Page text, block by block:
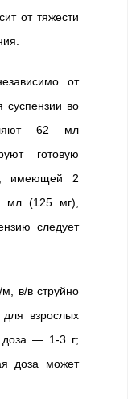
от тяжести
от
суспензии во
62 мл
готовую
имеющей 2
мл (125 мг),
следует
в/в струйно
взрослых
доза — 1-3 г;
доза может